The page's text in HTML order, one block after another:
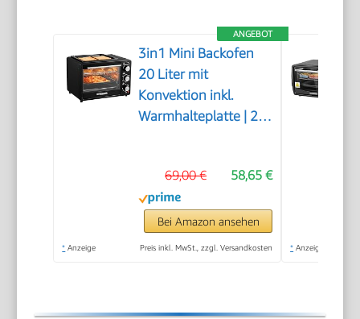
ANGEBOT
3in1 Mini Backofen
20 Liter mit
Konvektion inkl.
Warmhalteplatte | 2
Pizza-Ofen |
zuschaltbare Umluft |
abnehmbare
Grillplatte | 60
58,65 €
69,00 €
Bei Amazon ansehen
* Anzeige Preis inkl. MwSt., zzgl. Versandkosten * Anzeige